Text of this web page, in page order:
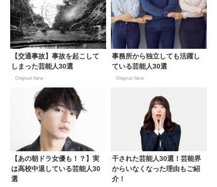
【交通事故】事故を起こして
しまった芸能人30選
Original New
事務所から独立しても活躍し
ている芸能人30選
Original New
【あの朝ドラ女優も！？】実
は高校中退している芸能人30
選
干された芸能人30選！芸能界
からいなくなった理由もご紹
介！